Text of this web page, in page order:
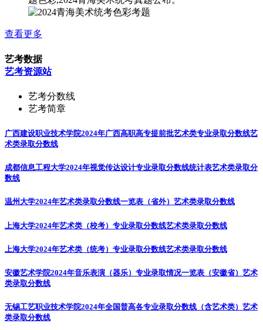
查看更多
艺考数据
艺考资源站
艺考分数线
艺考简章
广西建设职业技术学院2024年广西高职高专提前批艺术类专业录取分数线艺
术类录取分数线
成都信息工程大学2024年视觉传达设计专业录取分数线统计表艺术类录取分
数线
温州大学2024年艺术类录取分数线一览表（省外） 艺术类录取分数线
上海大学2024年艺术类（校考）专业录取分数线艺术类录取分数线
上海大学2024年艺术类（统考）专业录取分数线艺术类录取分数线
安徽艺术学院2024年音乐表演（器乐）专业录取情况一览表（安徽省） 艺术
类录取分数线
无锡工艺职业技术学院2024年全国普高各专业录取分数线（含艺术类） 艺术
类录取分数线